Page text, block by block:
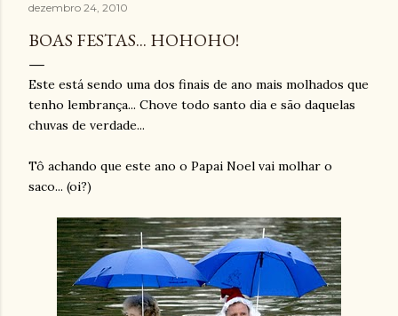
dezembro 24, 2010
BOAS FESTAS... HOHOHO!
Este está sendo uma dos finais de ano mais molhados que
tenho lembrança... Chove todo santo dia e são daquelas
chuvas de verdade...
Tô achando que este ano o Papai Noel vai molhar o
saco... (oi?)